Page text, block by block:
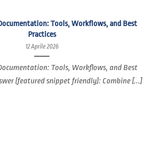
Tools, Workflows, and Best
Practices
12 Aprile 2026
Tools, Workflows, and Best
(featured snippet friendly): Combine [...]